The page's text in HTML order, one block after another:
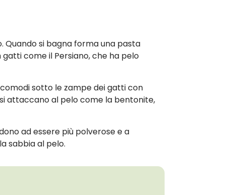
Quando si bagna forma una pasta
come il Persiano, che ha pelo
sotto le zampe dei gatti con
attaccano al pelo come la bentonite,
ad essere più polverose e a
sabbia al pelo.